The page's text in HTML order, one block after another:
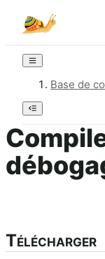
Base de
Télécharger